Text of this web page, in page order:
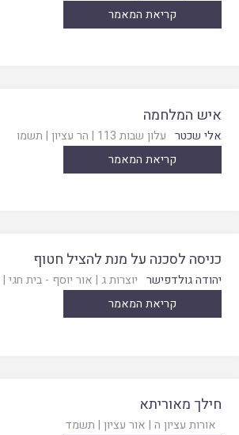
קריאת המאמר
איש המלחמה
אלי שכטר עלון שבות 113 | הר עציון | תשמו
קריאת המאמר
כניסה לסכנה על מנת להציל חטוף
יהודה גולדפישר יוצרות ג | אור יוסף - בית חגי |
קריאת המאמר
חילך מאוריתא
אורות עציון ה | אור עציון | תשמד